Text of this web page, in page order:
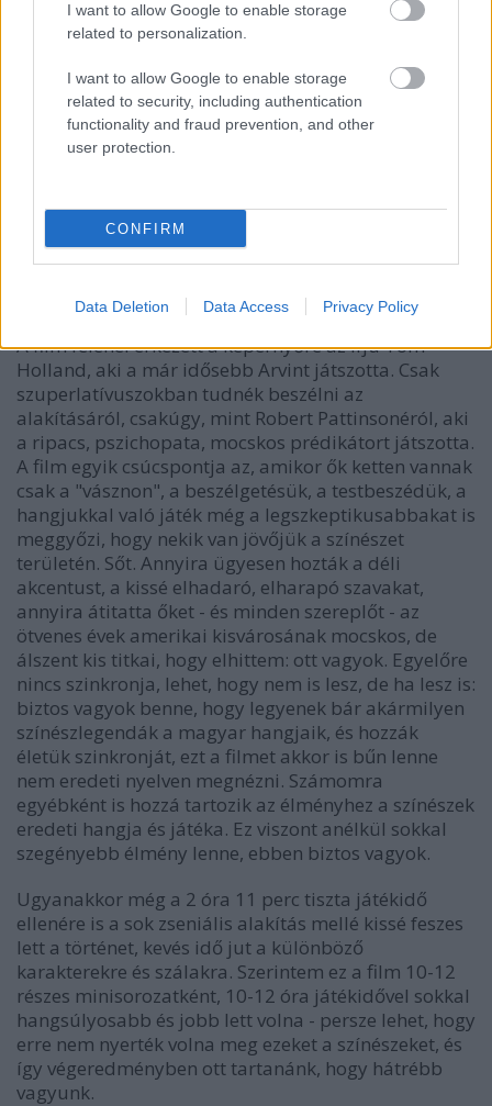
I want to allow Google to enable storage
related to personalization.
I want to allow Google to enable storage
related to security, including authentication
functionality and fraud prevention, and other
user protection.
CONFIRM
Data Deletion Data Access Privacy Policy
Arvin nagymamájának az alakítása is.
A film felénél érkezett a képernyőre az ifjú Tom
Holland, aki a már idősebb Arvint játszotta. Csak
szuperlatívuszokban tudnék beszélni az
alakításáról, csakúgy, mint Robert Pattinsonéról, aki
a ripacs, pszichopata, mocskos prédikátort játszotta.
A film egyik csúcspontja az, amikor ők ketten vannak
csak a "vásznon", a beszélgetésük, a testbeszédük, a
hangjukkal való játék még a legszkeptikusabbakat is
meggyőzi, hogy nekik van jövőjük a színészet
területén. Sőt. Annyira ügyesen hozták a déli
akcentust, a kissé elhadaró, elharapó szavakat,
annyira átitatta őket - és minden szereplőt - az
ötvenes évek amerikai kisvárosának mocskos, de
álszent kis titkai, hogy elhittem: ott vagyok. Egyelőre
nincs szinkronja, lehet, hogy nem is lesz, de ha lesz is:
biztos vagyok benne, hogy legyenek bár akármilyen
színészlegendák a magyar hangjaik, és hozzák
életük szinkronját, ezt a filmet akkor is bűn lenne
nem eredeti nyelven megnézni. Számomra
egyébként is hozzá tartozik az élményhez a színészek
eredeti hangja és játéka. Ez viszont anélkül sokkal
szegényebb élmény lenne, ebben biztos vagyok.
Ugyanakkor még a 2 óra 11 perc tiszta játékidő
ellenére is a sok zseniális alakítás mellé kissé feszes
lett a történet, kevés idő jut a különböző
karakterekre és szálakra. Szerintem ez a film 10-12
részes minisorozatként, 10-12 óra játékidővel sokkal
hangsúlyosabb és jobb lett volna - persze lehet, hogy
erre nem nyerték volna meg ezeket a színészeket, és
így végeredményben ott tartanánk, hogy hátrébb
vagyunk.